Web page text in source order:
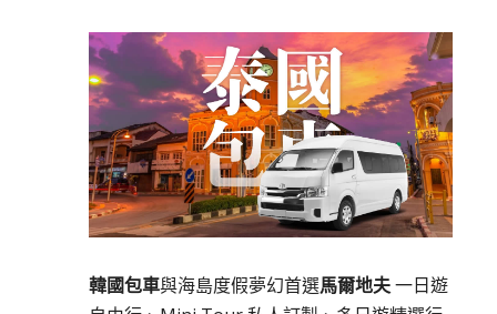
韓國包車與海島度假夢幻首選馬爾地夫一日遊